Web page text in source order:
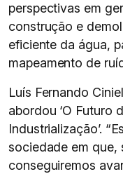
perspectivas em
construção e
eficiente da água,
mapeamento de
Luís Fernando
abordou ‘O Futuro
Industrialização’.
sociedade em que,
conseguiremos